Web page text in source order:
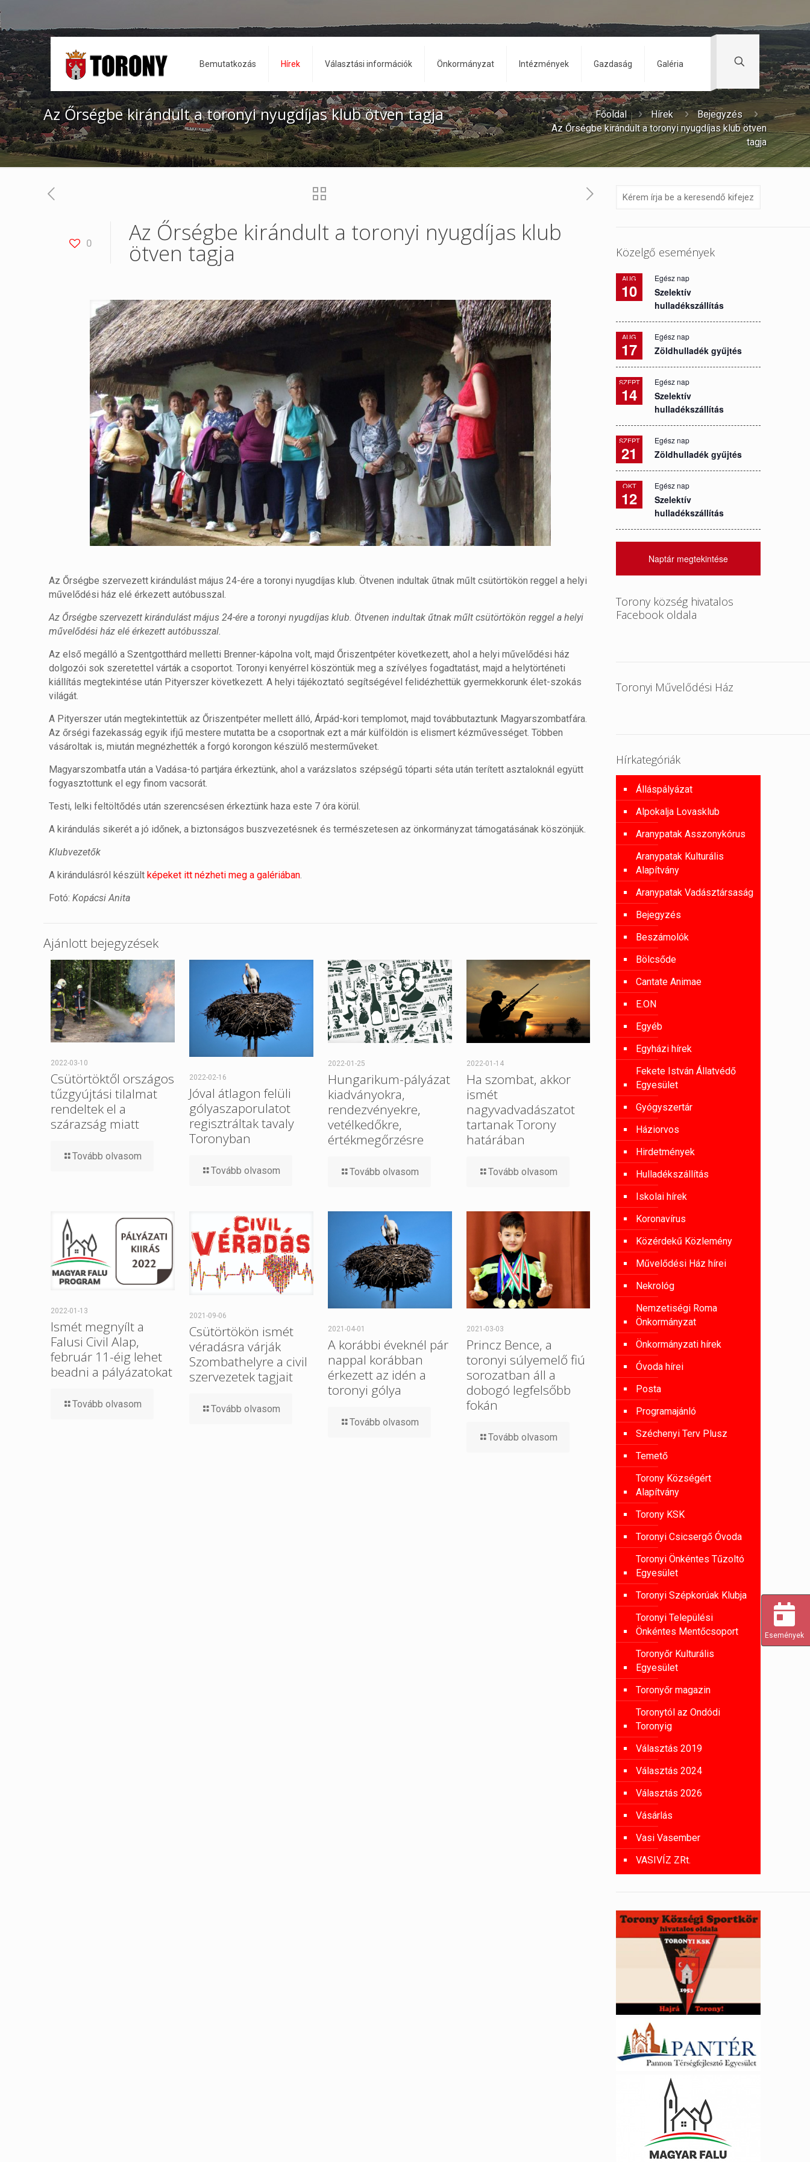
Bemutatkozás Hírek Választási információk Önkormányzat Intézmények Gazdaság Galéria
Az Őrségbe kirándult a toronyi nyugdíjas klub ötven tagja Főoldal Hírek
Bejegyzés
Az Őrségbe kirándult a toronyi nyugdíjas klub ötven
tagja
0 Az Őrségbe kirándult a toronyi nyugdíjas klub
ötven tagja
Az Őrségbe szervezett kirándulást május 24-ére a toronyi nyugdíjas klub. Ötvenen indultak űtnak műlt csütörtökön reggel a helyi
művelődési ház elé érkezett autóbusszal.
Az Őrségbe szervezett kirándulást május 24-ére a toronyi nyugdíjas klub. Ötvenen indultak űtnak műlt csütörtökön reggel a helyi
művelődési ház elé érkezett autóbusszal.
Az első megálló a Szentgotthárd melletti Brenner-kápolna volt, majd Őriszentpéter következett, ahol a helyi művelődési ház
dolgozói sok szeretettel várták a csoportot. Toronyi kenyérrel köszöntük meg a szívélyes fogadtatást, majd a helytörténeti
kiállítás megtekintése után Pityerszer következett. A helyi tájékoztató segítségével felidézhettük gyermekkorunk élet-szokás
világát.
A Pityerszer után megtekintettük az Őriszentpéter mellett álló, Árpád-kori templomot, majd továbbutaztunk Magyarszombatfára.
Az őrségi fazekasság egyik ifjű mestere mutatta be a csoportnak ezt a már külföldön is elismert kézművességet. Többen
vásároltak is, miután megnézhették a forgó korongon készülő mesterműveket.
Magyarszombatfa után a Vadása-tó partjára érkeztünk, ahol a varázslatos szépségű tóparti séta után terített asztaloknál együtt
fogyasztottunk el egy finom vacsorát.
Testi, lelki feltöltődés után szerencsésen érkeztünk haza este 7 óra körül.
A kirándulás sikerét a jó időnek, a biztonságos buszvezetésnek és természetesen az önkormányzat támogatásának köszönjük.
Klubvezetők
A kirándulásról készült képeket itt nézheti meg a galériában.
Fotó:Kopácsi Anita
Ajánlott bejegyzések
2022-03-10
Csütörtöktől országos
tűzgyújtási tilalmat
rendeltek el a
szárazság miatt
Tovább olvasom
2022-02-16
Jóval átlagon felüli
gólyaszaporulatot
regisztráltak tavaly
Toronyban
Tovább olvasom
2022-01-25
Hungarikum-pályázat
kiadványokra,
rendezvényekre,
vetélkedőkre,
értékmegőrzésre
Tovább olvasom
2022-01-14
Ha szombat, akkor
ismét
nagyvadvadászatot
tartanak Torony
határában
Tovább olvasom
2022-01-13
Ismét megnyílt a
Falusi Civil Alap,
február 11-éig lehet
beadni a pályázatokat
Tovább olvasom
2021-09-06
Csütörtökön ismét
véradásra várják
Szombathelyre a civil
szervezetek tagjait
Tovább olvasom
2021-04-01
A korábbi éveknél pár
nappal korábban
érkezett az idén a
toronyi gólya
Tovább olvasom
2021-03-03
Princz Bence, a
toronyi súlyemelő fiú
sorozatban áll a
dobogó legfelsőbb
fokán
Tovább olvasom
Közelgő események
AUG
10
Egész nap
Szelektív
hulladékszállítás
AUG
17
Egész nap
Zöldhulladék gyűjtés
SZEPT
14
Egész nap
Szelektív
hulladékszállítás
SZEPT
21
Egész nap
Zöldhulladék gyűjtés
OKT
12
Egész nap
Szelektív
hulladékszállítás
Naptár megtekintése
Torony község hivatalos
Facebook oldala
Toronyi Művelődési Ház
Hírkategóriák
Álláspályázat
Alpokalja Lovasklub
Aranypatak Asszonykórus
Aranypatak Kulturális
Alapítvány
Aranypatak Vadásztársaság
Bejegyzés
Beszámolók
Bölcsőde
Cantate Animae
E.ON
Egyéb
Egyházi hírek
Fekete István Állatvédő
Egyesület
Gyógyszertár
Háziorvos
Hirdetmények
Hulladékszállítás
Iskolai hírek
Koronavírus
Közérdekű Közlemény
Művelődési Ház hírei
Nekrológ
Nemzetiségi Roma
Önkormányzat
Önkormányzati hírek
Óvoda hírei
Posta
Programajánló
Széchenyi Terv Plusz
Temető
Torony Községért
Alapítvány
Torony KSK
Toronyi Csicsergő Óvoda
Toronyi Önkéntes Tűzoltó
Egyesület
Toronyi Szépkorúak Klubja
Toronyi Települési
Önkéntes Mentőcsoport
Toronyőr Kulturális
Egyesület
Toronyőr magazin
Toronytól az Ondódi
Toronyig
Választás 2019
Választás 2024
Választás 2026
Vásárlás
Vasi Vasember
VASIVÍZ ZRt.
Események